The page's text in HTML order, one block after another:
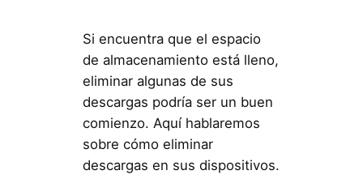
Si encuentra que el espacio
de almacenamiento está lleno,
eliminar algunas de sus
descargas podría ser un buen
comienzo. Aquí hablaremos
sobre cómo eliminar
descargas en sus dispositivos.